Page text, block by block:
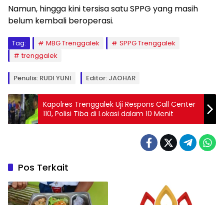
Namun, hingga kini tersisa satu SPPG yang masih
belum kembali beroperasi.
Tag: MBG Trenggalek
SPPG Trenggalek
trenggalek
Penulis: RUDI YUNI Editor: JAOHAR
Kapolres Trenggalek Uji Respons Call Center
110, Polisi Tiba di Lokasi dalam 10 Menit
Pos Terkait